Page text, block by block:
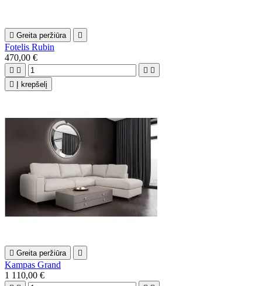
 Greita peržiūra 
Fotelis Rubin
470,00 €
   
 Į krepšelį
 Greita peržiūra 
Kampas Grand
1 110,00 €